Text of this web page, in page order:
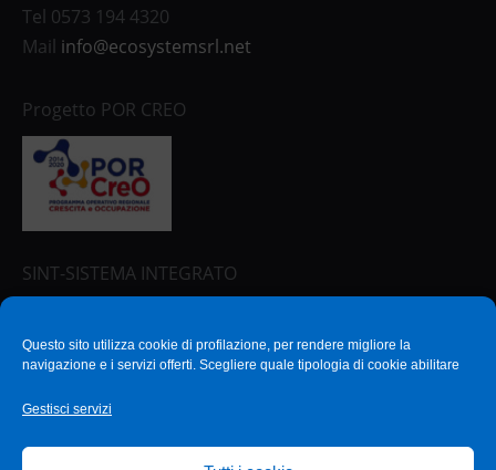
Questo sito utilizza cookie di profilazione, per rendere migliore la
navigazione e i servizi offerti. Scegliere quale tipologia di cookie abilitare
Gestisci servizi
Tel 0573 194 4320
Mail info@ecosystemsrl.net
Progetto POR CREO
SINT-SISTEMA INTEGRATO
SOSTENIAMO
L’ASSOCIAZIONE: